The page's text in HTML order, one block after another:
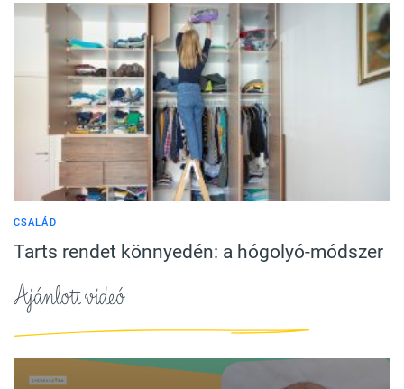
CSALÁD
Tarts rendet könnyedén: a hógolyó-módszer
Ajánlott videó